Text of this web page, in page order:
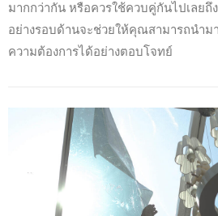
มากกว่ากัน หรือควรใช้ควบคู่กันไปเลย
อย่างรอบด้านจะช่วยให้คุณสามารถนำม
ความต้องการได้อย่างตอบโจทย์